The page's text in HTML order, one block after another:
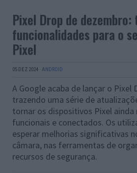
Pixel Drop de dezembro:
funcionalidades para o
Pixel
05 DEZ 2024 · ANDROID
A Google acaba de lançar o Pixel
trazendo uma série de
tornar os dispositivos Pixel
funcionais e conectados. Os
esperar melhorias significativas
câmara, nas ferramentas de
recursos de segurança.